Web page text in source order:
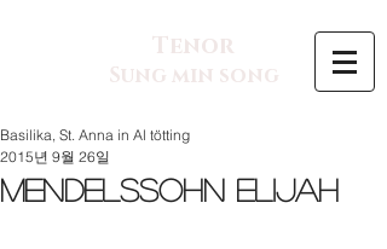
Tenor
Sung min song
Mendelssohn Elijah
Basilika, St. Anna in Al tötting
2015년 9월 26일